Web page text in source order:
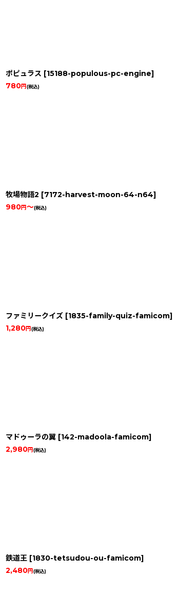
ポピュラス [15188-populous-pc-engine]
780円(税込)
牧場物語2 [7172-harvest-moon-64-n64]
980円～(税込)
ファミリークイズ [1835-family-quiz-famicom]
1,280円(税込)
マドゥーラの翼 [142-madoola-famicom]
2,980円(税込)
鉄道王 [1830-tetsudou-ou-famicom]
2,480円(税込)